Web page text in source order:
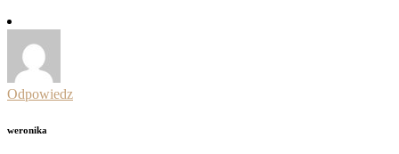
Odpowiedz
weronika